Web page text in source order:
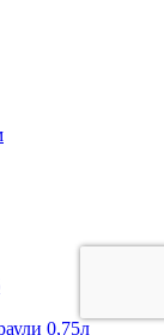
0,75л